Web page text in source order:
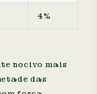
4%
nocivo mais
das